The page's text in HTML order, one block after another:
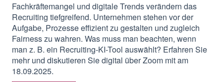
Fachkräftemangel und digitale Trends verändern das
Recruiting tiefgreifend. Unternehmen stehen vor der
Aufgabe, Prozesse effizient zu gestalten und zugleich
Fairness zu wahren. Was muss man beachten, wenn
man z. B. ein Recruiting-KI-Tool auswählt? Erfahren Sie
mehr und diskutieren Sie digital über Zoom mit am
18.09.2025.